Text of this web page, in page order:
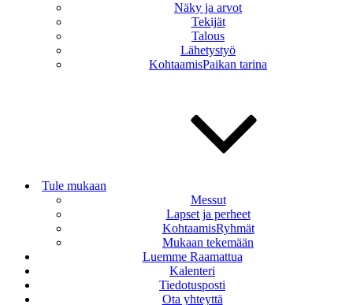
Näky ja arvot
Tekijät
Talous
Lähetystyö
KohtaamisPaikan tarina
Tule mukaan
Messut
Lapset ja perheet
KohtaamisRyhmät
Mukaan tekemään
Luemme Raamattua
Kalenteri
Tiedotusposti
Ota yhteyttä